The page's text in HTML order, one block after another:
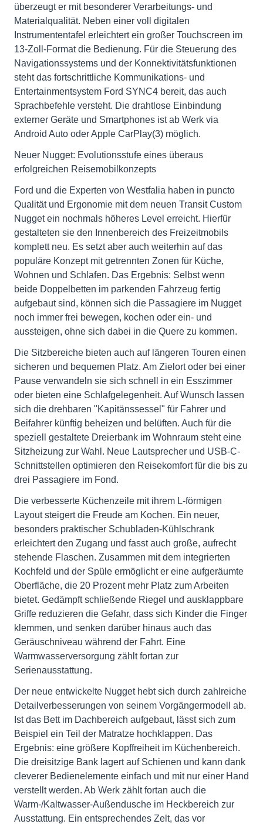
überzeugt er mit besonderer Verarbeitungs- und
Materialqualität. Neben einer voll digitalen
Instrumententafel erleichtert ein großer Touchscreen im
13-Zoll-Format die Bedienung. Für die Steuerung des
Navigationssystems und der Konnektivitätsfunktionen
steht das fortschrittliche Kommunikations- und
Entertainmentsystem Ford SYNC4 bereit, das auch
Sprachbefehle versteht. Die drahtlose Einbindung
externer Geräte und Smartphones ist ab Werk via
Android Auto oder Apple CarPlay(3) möglich.
Neuer Nugget: Evolutionsstufe eines überaus
erfolgreichen Reisemobilkonzepts
Ford und die Experten von Westfalia haben in puncto
Qualität und Ergonomie mit dem neuen Transit Custom
Nugget ein nochmals höheres Level erreicht. Hierfür
gestalteten sie den Innenbereich des Freizeitmobils
komplett neu. Es setzt aber auch weiterhin auf das
populäre Konzept mit getrennten Zonen für Küche,
Wohnen und Schlafen. Das Ergebnis: Selbst wenn
beide Doppelbetten im parkenden Fahrzeug fertig
aufgebaut sind, können sich die Passagiere im Nugget
noch immer frei bewegen, kochen oder ein- und
aussteigen, ohne sich dabei in die Quere zu kommen.
Die Sitzbereiche bieten auch auf längeren Touren einen
sicheren und bequemen Platz. Am Zielort oder bei einer
Pause verwandeln sie sich schnell in ein Esszimmer
oder bieten eine Schlafgelegenheit. Auf Wunsch lassen
sich die drehbaren "Kapitänssessel" für Fahrer und
Beifahrer künftig beheizen und belüften. Auch für die
speziell gestaltete Dreierbank im Wohnraum steht eine
Sitzheizung zur Wahl. Neue Lautsprecher und USB-C-
Schnittstellen optimieren den Reisekomfort für die bis zu
drei Passagiere im Fond.
Die verbesserte Küchenzeile mit ihrem L-förmigen
Layout steigert die Freude am Kochen. Ein neuer,
besonders praktischer Schubladen-Kühlschrank
erleichtert den Zugang und fasst auch große, aufrecht
stehende Flaschen. Zusammen mit dem integrierten
Kochfeld und der Spüle ermöglicht er eine aufgeräumte
Oberfläche, die 20 Prozent mehr Platz zum Arbeiten
bietet. Gedämpft schließende Riegel und ausklappbare
Griffe reduzieren die Gefahr, dass sich Kinder die Finger
klemmen, und senken darüber hinaus auch das
Geräuschniveau während der Fahrt. Eine
Warmwasserversorgung zählt fortan zur
Serienausstattung.
Der neue entwickelte Nugget hebt sich durch zahlreiche
Detailverbesserungen von seinem Vorgängermodell ab.
Ist das Bett im Dachbereich aufgebaut, lässt sich zum
Beispiel ein Teil der Matratze hochklappen. Das
Ergebnis: eine größere Kopffreiheit im Küchenbereich.
Die dreisitzige Bank lagert auf Schienen und kann dank
cleverer Bedienelemente einfach und mit nur einer Hand
verstellt werden. Ab Werk zählt fortan auch die
Warm-/Kaltwasser-Außendusche im Heckbereich zur
Ausstattung. Ein entsprechendes Zelt, das vor